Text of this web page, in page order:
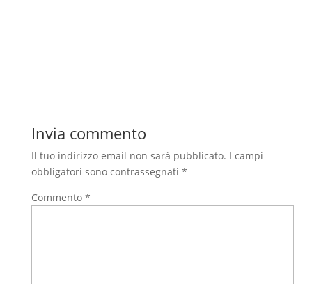
Invia commento
Il tuo indirizzo email non sarà pubblicato. I campi
obbligatori sono contrassegnati *
Commento *